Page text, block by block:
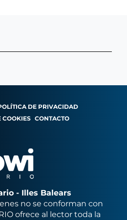
DE PRIVACIDAD
COOKIES CONTACTO
- Illes Balears
no se conforman con
ofrece al lector toda la